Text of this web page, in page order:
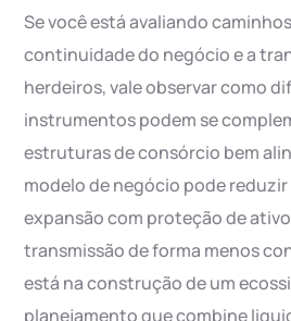
Se você está avaliando
continuidade do negócio e a
herdeiros, vale observar como
instrumentos podem se
estruturas de consórcio bem
modelo de negócio pode
expansão com proteção de
transmissão de forma menos
está na construção de um
planejamento que combine